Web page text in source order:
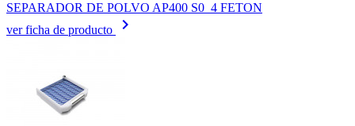
SEPARADOR DE POLVO AP400 S0_4 FETON
ver ficha de producto
keyboard_arrow_right